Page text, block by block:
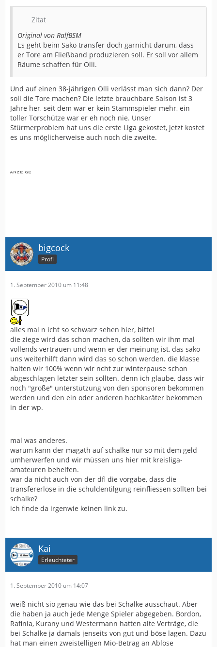
Zitat
Original von RalfBSM
Es geht beim Sako transfer doch garnicht darum, dass
er Tore am Fließband produzieren soll. Er soll vor allem
Räume schaffen für Olli.
Und auf einen 38-jährigen Olli verlässt man sich dann? Der
soll die Tore machen? Die letzte brauchbare Saison ist 3
Jahre her, seit dem war er kein Stammspieler mehr, ein
toller Torschütze war er eh noch nie. Unser
Stürmerproblem hat uns die erste Liga gekostet, jetzt kostet
es uns möglicherweise auch noch die zweite.
bigcock
Profi
1. September 2010 um 11:48
alles mal n icht so schwarz sehen hier, bitte!
die ziege wird das schon machen, da sollten wir ihm mal
vollends vertrauen und wenn er der meinung ist, das sako
uns weiterhilft dann wird das so schon werden. die klasse
halten wir 100% wenn wir ncht zur winterpause schon
abgeschlagen letzter sein sollten. denn ich glaube, dass wir
noch "große" unterstützung von den sponsoren bekommen
werden und den ein oder anderen hochkaräter bekommen
in der wp.
mal was anderes.
warum kann der magath auf schalke nur so mit dem geld
umherwerfen und wir müssen uns hier mit kreisliga-
amateuren behelfen.
war da nicht auch von der dfl die vorgabe, dass die
transfererlöse in die schuldentilgung reinfliessen sollten bei
schalke?
ich finde da irgenwie keinen link zu.
Kai
Erleuchteter
1. September 2010 um 14:07
weiß nicht sio genau wie das bei Schalke ausschaut. Aber
die haben ja auch jede Menge Spieler abgegeben. Bordon,
Rafinia, Kurany und Westermann hatten alte Verträge, die
bei Schalke ja damals jenseits von gut und böse lagen. Dazu
hat man einen zweistelligen Mio-Betrag an Ablöse